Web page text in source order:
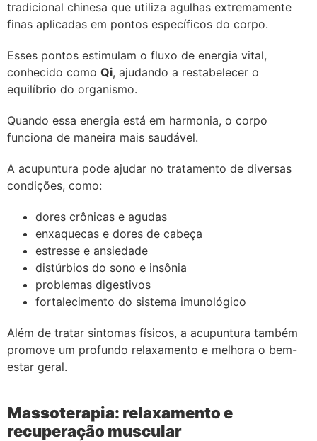
tradicional chinesa que utiliza agulhas extremamente
finas aplicadas em pontos específicos do corpo.
Esses pontos estimulam o fluxo de energia vital,
conhecido como Qi, ajudando a restabelecer o
equilíbrio do organismo.
Quando essa energia está em harmonia, o corpo
funciona de maneira mais saudável.
A acupuntura pode ajudar no tratamento de diversas
condições, como:
dores crônicas e agudas
enxaquecas e dores de cabeça
estresse e ansiedade
distúrbios do sono e insônia
problemas digestivos
fortalecimento do sistema imunológico
Além de tratar sintomas físicos, a acupuntura também
promove um profundo relaxamento e melhora o bem-
estar geral.
Massoterapia: relaxamento e
recuperação muscular